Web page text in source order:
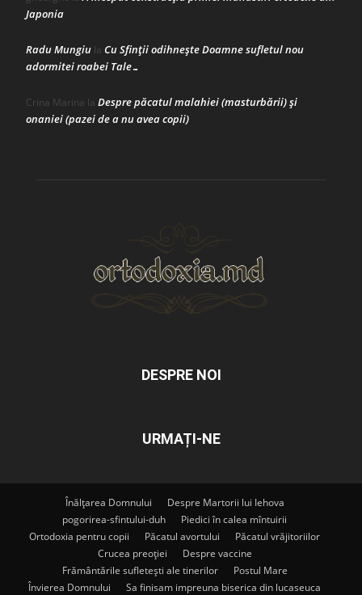
Japonia
Radu Mungiu la Cu Sfinții odihnește Doamne sufletul nou
adormitei roabei Tale…
Crina Marina la Despre păcatul malahiei (masturbării) şi
onaniei (pazei de a nu avea copii)
DESPRE NOI
URMAȚI-NE
Înălțarea Domnului
Despre Martorii lui Iehova
pogorirea-sfintului-duh
Piedici în calea mîntuirii
Ortodoxia pentru copii
Păcatul avortului
Păcatul vrăjitoriilor
Crucea preoției
Despre vaccine
Frământările sufletești ale tinerilor
Postul Mare
Învierea Domnului
Sa finisam impreuna biserica din lucaseuca